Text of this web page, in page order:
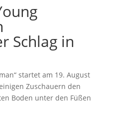
Schlag in
startet am 19. August
Zuschauern den
Boden unter den Füßen